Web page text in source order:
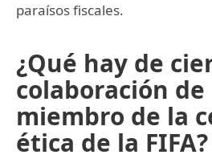
paraísos fiscales.
¿Qué hay de
colaboración de
miembro de la
ética de la FIFA?